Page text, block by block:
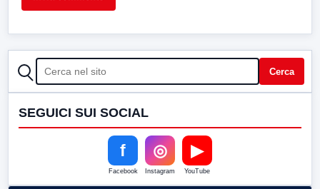
CERCA Cerca
SEGUICI SUI SOCIAL
f
Facebook
◎
Instagram
▶
YouTube